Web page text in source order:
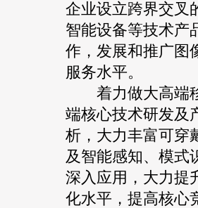
企业设立跨界交叉
智能设备等技术产
作，发展和推广图
服务水平。
着力做大高端移
端核心技术研发及
析，大力丰富可穿
及智能感知、模式
深入应用，大力提
化水平，提高核心